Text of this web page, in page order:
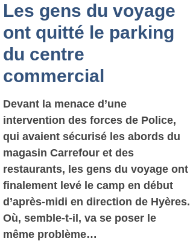
Les gens du voyage
ont quitté le parking
du centre
commercial
Devant la menace d’une
intervention des forces de Police,
qui avaient sécurisé les abords du
magasin Carrefour et des
restaurants, les gens du voyage ont
finalement levé le camp en début
d’après-midi en direction de Hyères.
Où, semble-t-il, va se poser le
même problème…